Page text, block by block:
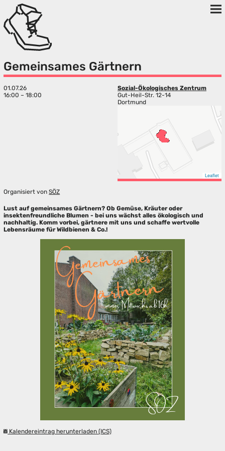
Gemeinsames Gärtnern
01.07.26
16:00 – 18:00
Sozial-Ökologisches Zentrum
Gut-Heil-Str. 12-14
Dortmund
Leaflet
Organisiert vonSÖZ
Lust auf gemeinsames Gärtnern? Ob Gemüse, Kräuter oder
insektenfreundliche Blumen - bei uns wächst alles ökologisch und
nachhaltig. Komm vorbei, gärtnere mit uns und schaffe wertvolle
Lebensräume für Wildbienen & Co.!
Kalendereintrag herunterladen (ICS)